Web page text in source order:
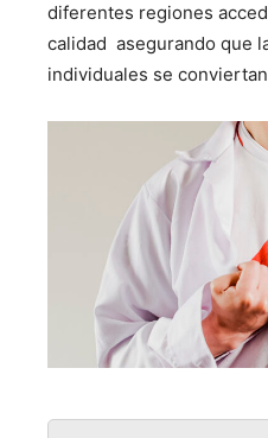
diferentes regiones
calidad asegurando que
individuales se